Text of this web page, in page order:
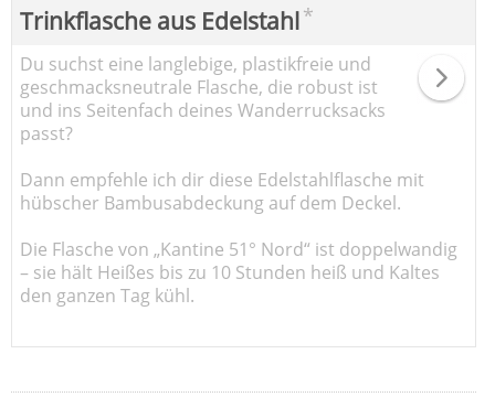
Trinkflasche aus Edelstahl*
Du suchst eine langlebige, plastikfreie und
geschmacksneutrale Flasche, die robust ist
und ins Seitenfach deines Wanderrucksacks
passt?
Dann empfehle ich dir diese Edelstahlflasche mit
hübscher Bambusabdeckung auf dem Deckel.
Die Flasche von „Kantine 51° Nord“ ist doppelwandig
– sie hält Heißes bis zu 10 Stunden heiß und Kaltes
den ganzen Tag kühl.